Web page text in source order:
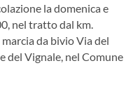
la domenica e
nel tratto dal km.
da bivio Via del
del Vignale, nel Comune